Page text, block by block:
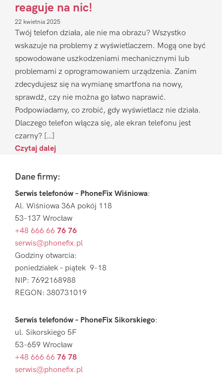
reaguje na nic!
22 kwietnia 2025
Twój telefon działa, ale nie ma obrazu? Wszystko
wskazuje na problemy z wyświetlaczem. Mogą one być
spowodowane uszkodzeniami mechanicznymi lub
problemami z oprogramowaniem urządzenia. Zanim
zdecydujesz się na wymianę smartfona na nowy,
sprawdź, czy nie można go łatwo naprawić.
Podpowiadamy, co zrobić, gdy wyświetlacz nie działa.
Dlaczego telefon włącza się, ale ekran telefonu jest
czarny? […]
Czytaj dalej
FooterDane firmy:
Serwis telefonów – PhoneFix Wiśniowa:
Al. Wiśniowa 36A pokój 118
53-137 Wrocław
+48 666 66 76 76
serwis@phonefix.pl
Godziny otwarcia:
poniedziałek – piątek 9-18
NIP: 7692168988
REGON: 380731019
Serwis telefonów – PhoneFix Sikorskiego:
ul. Sikorskiego 5F
53-659 Wrocław
+48 666 66 76 78
serwis@phonefix.pl